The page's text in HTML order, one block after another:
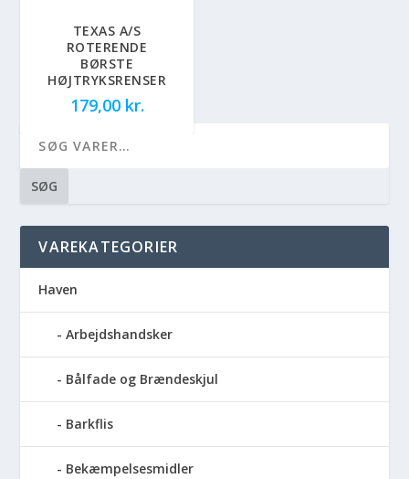
TEXAS A/S
ROTERENDE
BØRSTE
HØJTRYKSRENSER
179,00 kr.
SØG
VAREKATEGORIER
Haven
Arbejdshandsker
Bålfade og Brændeskjul
Barkflis
Bekæmpelsesmidler